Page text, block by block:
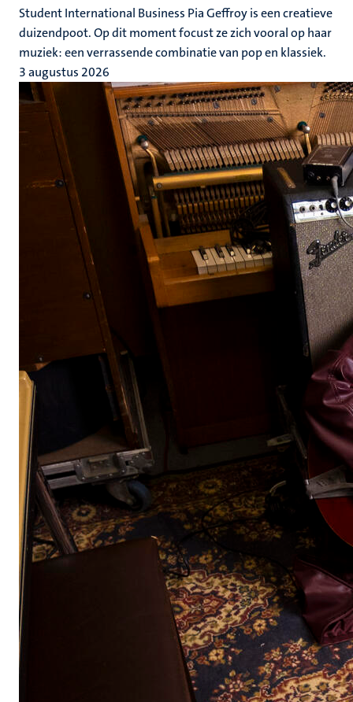
Student International Business Pia Geffroy is een creatieve
duizendpoot. Op dit moment focust ze zich vooral op haar
muziek: een verrassende combinatie van pop en klassiek.
3 augustus 2026